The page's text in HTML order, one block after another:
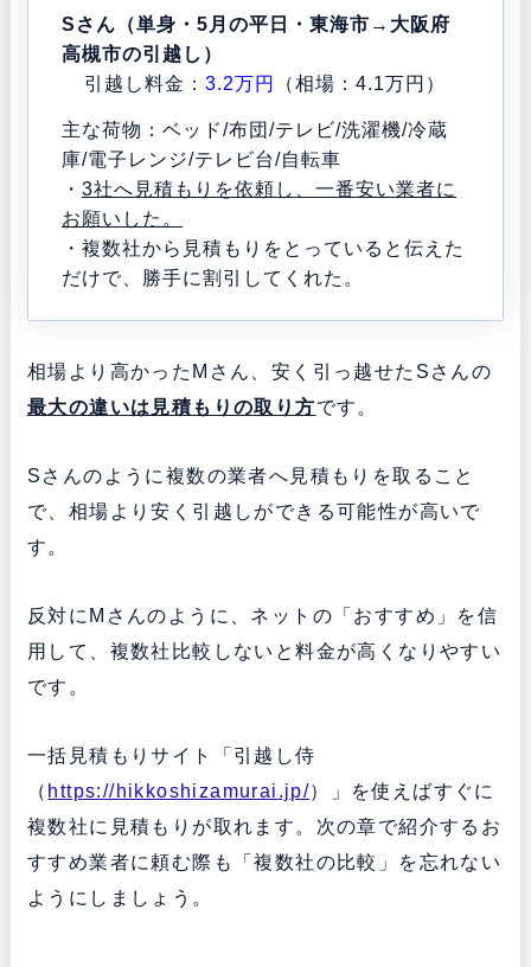
Sさん（単身・5月の平日・東海市→大阪府
高槻市の引越し）
引越し料金：3.2万円 （相場：4.1万円）
主な荷物：ベッド/布団/テレビ/洗濯機/冷蔵
庫/電子レンジ/テレビ台/自転車
・ 3社へ見積もりを依頼し、一番安い業者に
お願いした。
・複数社から見積もりをとっていると伝えた
だけで、勝手に割引してくれた。
相場より高かったMさん、安く引っ越せたSさんの
最大の違いは見積もりの取り方です。
Sさんのように複数の業者へ見積もりを取ること
で、相場より安く引越しができる可能性が高いで
す。
反対にMさんのように、ネットの「おすすめ」を信
用して、複数社比較しないと料金が高くなりやすい
です。
一括見積もりサイト「引越し侍
（ https://hikkoshizamurai.jp/）」を使えばすぐに
複数社に見積もりが取れます。次の章で紹介するお
すすめ業者に頼む際も「複数社の比較」を忘れない
ようにしましょう。